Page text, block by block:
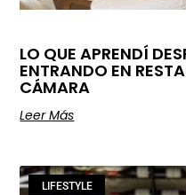
LO QUE APRENDÍ
ENTRANDO EN
CÁMARA
Leer Más
LIFESTYLE